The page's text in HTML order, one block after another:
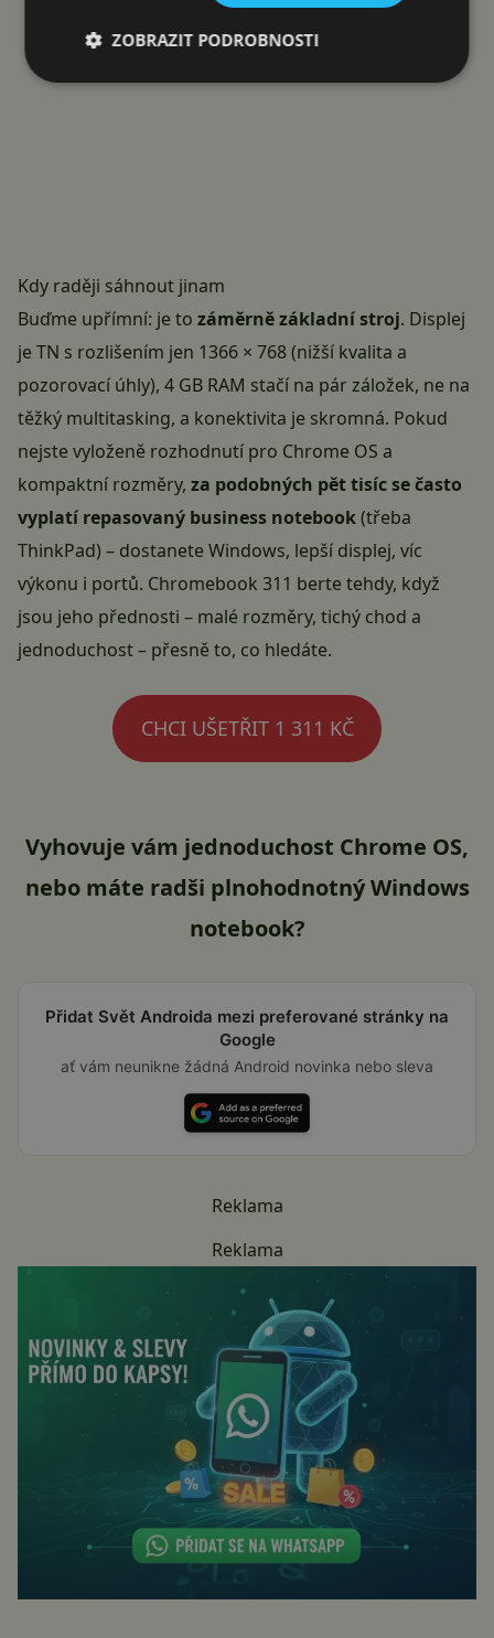
Kdy raději sáhnout jinam
Buďme upřímní: je to záměrně základní stroj. Displej
je TN s rozlišením jen 1366 × 768 (nižší kvalita a
pozorovací úhly), 4 GB RAM stačí na pár záložek, ne na
těžký multitasking, a konektivita je skromná. Pokud
nejste vyloženě rozhodnutí pro Chrome OS a
kompaktní rozměry, za podobných pět tisíc se často
vyplatí repasovaný business notebook(třeba
ThinkPad) – dostanete Windows, lepší displej, víc
výkonu i portů. Chromebook 311 berte tehdy, když
jsou jeho přednosti – malé rozměry, tichý chod a
jednoduchost – přesně to, co hledáte.
CHCI UŠETŘIT 1 311 KČ
Vyhovuje vám jednoduchost Chrome OS,
nebo máte radši plnohodnotný Windows
notebook?
Přidat Svět Androida mezi preferované stránky na
Google
ať vám neunikne žádná Android novinka nebo sleva
Reklama
Reklama
ZOBRAZIT PODROBNOSTI